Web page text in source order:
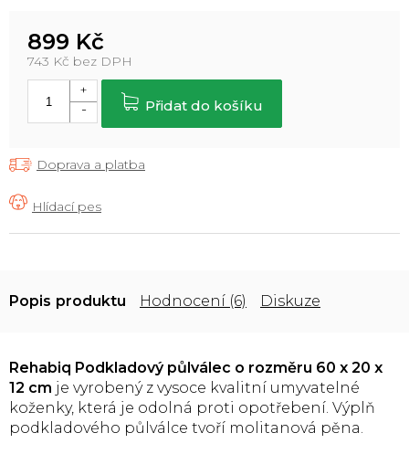
899 Kč
743 Kč bez DPH
cena:
Přidat do košíku
Doprava a platba
Popis Hodnocení (6) Diskuze
Rehabiq Podkladový půlválec o rozměru 60 x 20 x
12 cm je vyrobený z vysoce kvalitní umyvatelné
koženky, která je odolná proti opotřebení. Výplň
podkladového půlválce tvoří molitanová pěna.